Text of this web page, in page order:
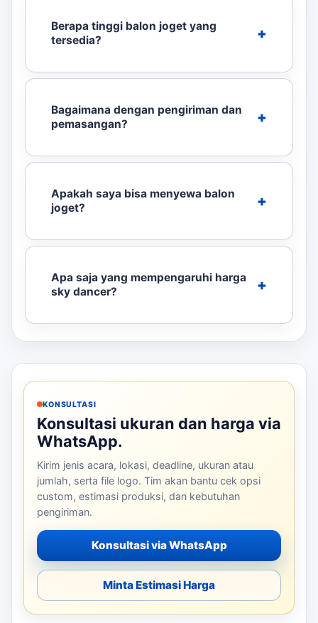
Berapa tinggi balon joget yang
tersedia?
Bagaimana dengan pengiriman dan
pemasangan?
Apakah saya bisa menyewa balon
joget?
Apa saja yang mempengaruhi harga
sky dancer?
KONSULTASI
Konsultasi ukuran dan harga via
WhatsApp.
Kirim jenis acara, lokasi, deadline, ukuran atau
jumlah, serta file logo. Tim akan bantu cek opsi
custom, estimasi produksi, dan kebutuhan
pengiriman.
Konsultasi via WhatsApp
Minta Estimasi Harga